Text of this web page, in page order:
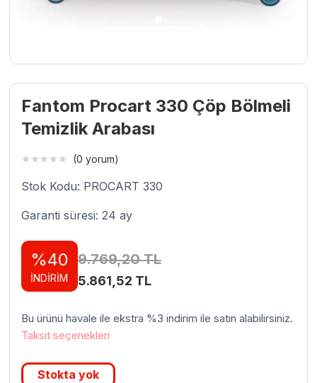
Fantom Procart 330 Çöp Bölmeli
Temizlik Arabası
(0 yorum)
Stok Kodu: PROCART 330
Garanti süresi: 24 ay
%40
İNDİRİM
9.769,20TL
Orijinal
9.769,20 TL.
5.861,52 TLŞu
fiyat:
Bu ürünü havale ile ekstra %3 indirim ile satın alabilirsiniz.
Taksit seçenekleri
Stokta yok